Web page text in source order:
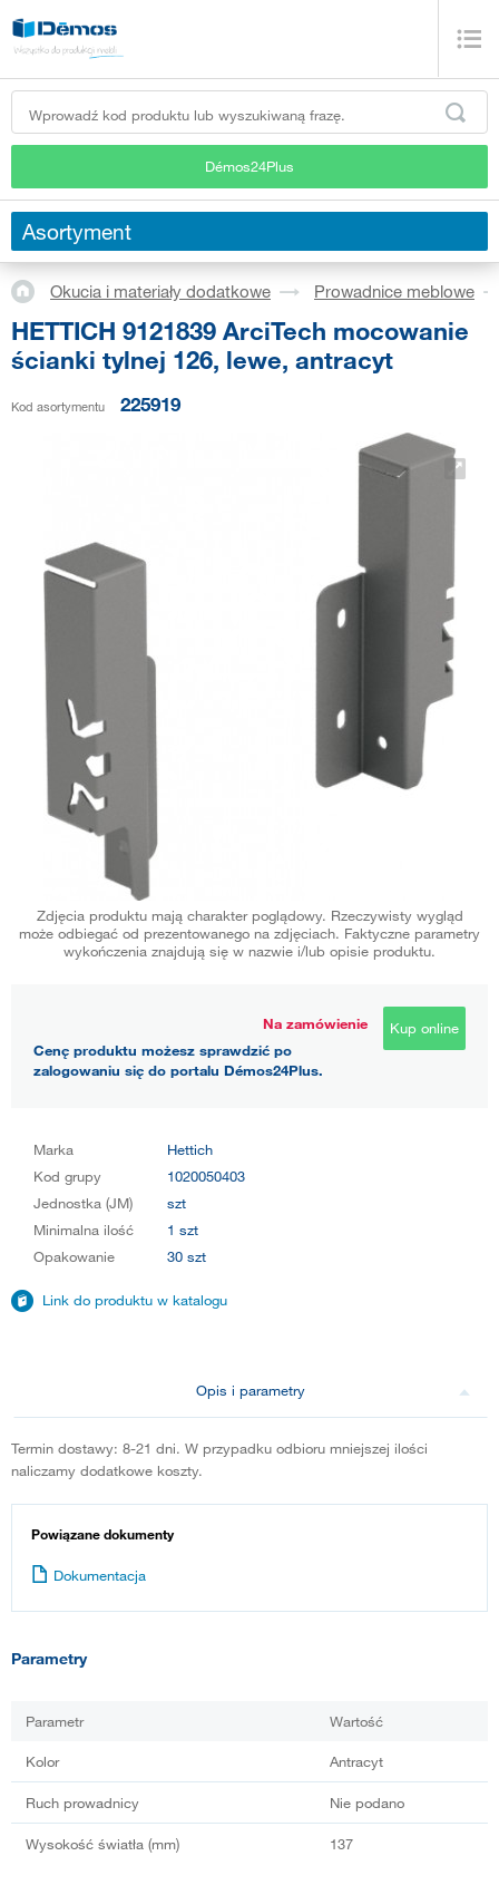
Démos24Plus
Asortyment
Okucia i materiały dodatkowe Prowadnice meblowe
HETTICH 9121839 ArciTech mocowanie
ścianki tylnej 126, lewe, antracyt
Kod asortymentu 225919
Zdjęcia produktu mają charakter poglądowy. Rzeczywisty wygląd
może odbiegać od prezentowanego na zdjęciach. Faktyczne parametry
wykończenia znajdują się w nazwie i/lub opisie produktu.
Na zamówienie
Cenę produktu możesz sprawdzić po
zalogowaniu się do portalu Démos24Plus.
Kup online
Marka
Hettich
Kod grupy
1020050403
Jednostka (JM)
szt
Minimalna ilość
1 szt
Opakowanie
30 szt
Link do produktu w katalogu
Opis i parametry
Termin dostawy: 8-21 dni. W przypadku odbioru mniejszej ilości
naliczamy dodatkowe koszty.
Powiązane dokumenty
Dokumentacja
Parametry
Parametr Wartość
Kolor Antracyt
Ruch prowadnicy Nie podano
Wysokość światła (mm) 137